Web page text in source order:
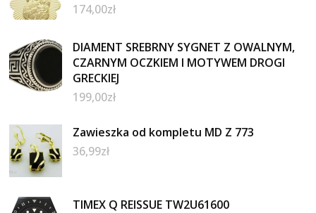
174,00zł
DIAMENT SREBRNY SYGNET Z OWALNYM,
CZARNYM OCZKIEM I MOTYWEM DROGI
GRECKIEJ
199,00zł
Zawieszka od kompletu MD Z 773
36,99zł
TIMEX Q REISSUE TW2U61600